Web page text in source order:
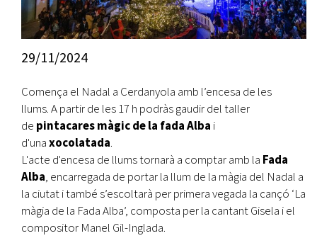
29/11/2024
Comença el Nadal a Cerdanyola amb l’encesa de les
llums. A partir de les 17 h podràs gaudir del taller
de pintacares màgic de la fada Alba i
d'unaxocolatada.
L'acte d'encesa de llums tornarà a comptar amb la Fada
Alba, encarregada de portar la llum de la màgia del Nadal a
la ciutat i també s’escoltarà per primera vegada la cançó ‘La
màgia de la Fada Alba’, composta per la cantant Gisela i el
compositor Manel Gil-Inglada.